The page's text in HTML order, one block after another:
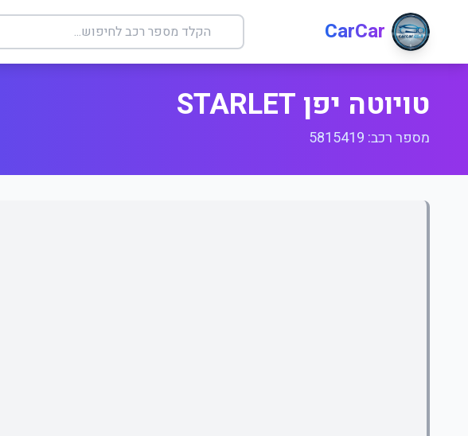
CarCar
טויוטה יפן STARLET
מספר רכב: 5815419